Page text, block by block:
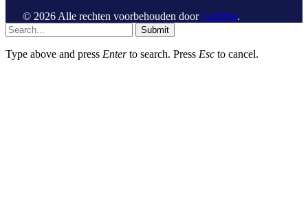
© 2026 Alle rechten voorbehouden doorCarMag.
Submit
Type above and press Enterto search. Press Esc to cancel.